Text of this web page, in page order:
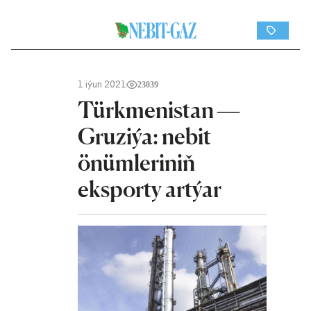
1 iýun 2021 23039
Türkmenistan —
Gruziýa: nebit
önümleriniň
eksporty artýar